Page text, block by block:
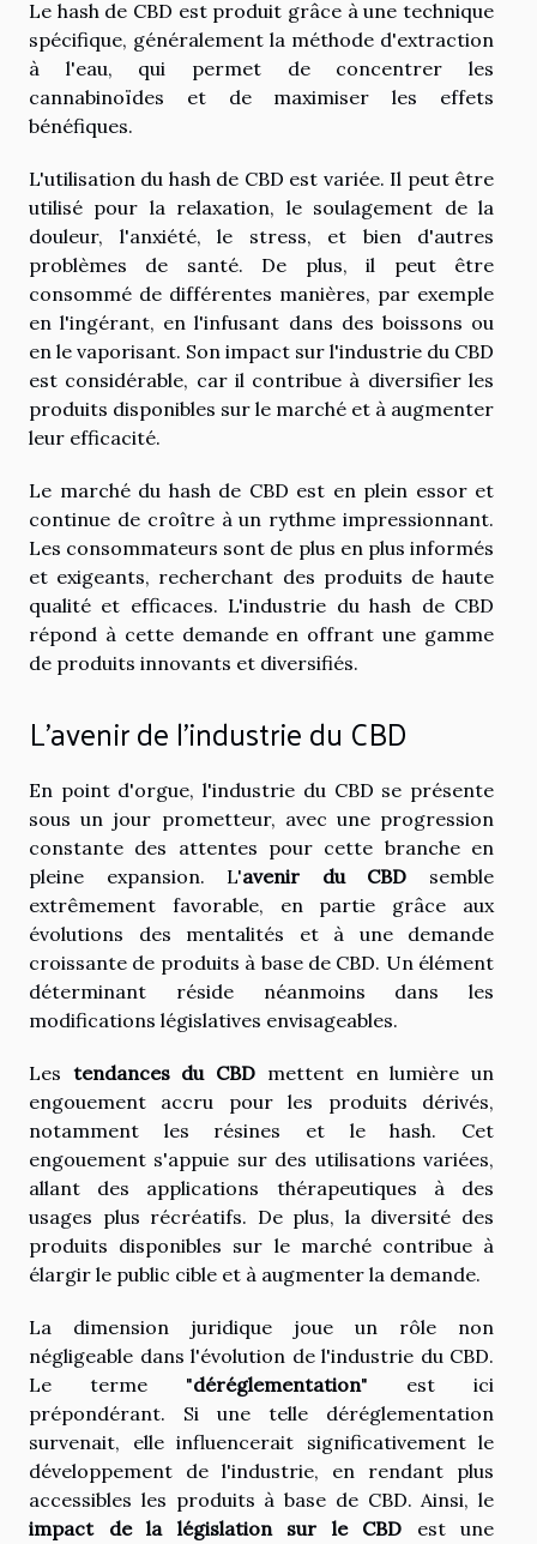
Le hash de CBD est produit grâce à une technique
spécifique, généralement la méthode d'extraction
à l'eau, qui permet de concentrer les
cannabinoïdes et de maximiser les effets
bénéfiques.
L'utilisation du hash de CBD est variée. Il peut être
utilisé pour la relaxation, le soulagement de la
douleur, l'anxiété, le stress, et bien d'autres
problèmes de santé. De plus, il peut être
consommé de différentes manières, par exemple
en l'ingérant, en l'infusant dans des boissons ou
en le vaporisant. Son impact sur l'industrie du CBD
est considérable, car il contribue à diversifier les
produits disponibles sur le marché et à augmenter
leur efficacité.
Le marché du hash de CBD est en plein essor et
continue de croître à un rythme impressionnant.
Les consommateurs sont de plus en plus informés
et exigeants, recherchant des produits de haute
qualité et efficaces. L'industrie du hash de CBD
répond à cette demande en offrant une gamme
de produits innovants et diversifiés.
L'avenir de l'industrie du CBD
En point d'orgue, l'industrie du CBD se présente
sous un jour prometteur, avec une progression
constante des attentes pour cette branche en
pleine expansion. L'avenir du CBD semble
extrêmement favorable, en partie grâce aux
évolutions des mentalités et à une demande
croissante de produits à base de CBD. Un élément
déterminant réside néanmoins dans les
modifications législatives envisageables.
Les tendances du CBD mettent en lumière un
engouement accru pour les produits dérivés,
notamment les résines et le hash. Cet
engouement s'appuie sur des utilisations variées,
allant des applications thérapeutiques à des
usages plus récréatifs. De plus, la diversité des
produits disponibles sur le marché contribue à
élargir le public cible et à augmenter la demande.
La dimension juridique joue un rôle non
négligeable dans l'évolution de l'industrie du CBD.
Le terme "déréglementation" est ici
prépondérant. Si une telle déréglementation
survenait, elle influencerait significativement le
développement de l'industrie, en rendant plus
accessibles les produits à base de CBD. Ainsi, le
impact de la législation sur le CBD est une